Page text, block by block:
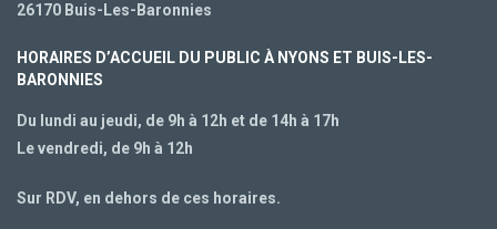
26170 Buis-Les-Baronnies
HORAIRES D’ACCUEIL DU PUBLIC À NYONS ET BUIS-LES-
BARONNIES
Du lundi au jeudi, de 9h à 12h et de 14h à 17h
Le vendredi, de 9h à 12h
Sur RDV, en dehors de ces horaires.